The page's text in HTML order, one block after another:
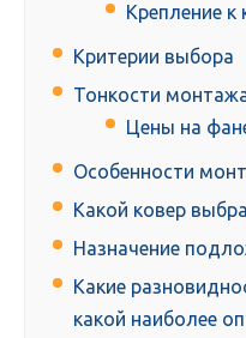
Крепление к
Критерии выбора
Тонкости
Цены на
Особенности
Какой ковер
Назначение
Какие
какой наиболее